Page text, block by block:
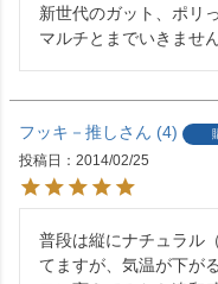
新世代のガット、ポリ
マルチとまでいきませ
フッキ－推し 4
投稿日
2014/02/25
普段は縦にナチュラル
てますが、気温が下が